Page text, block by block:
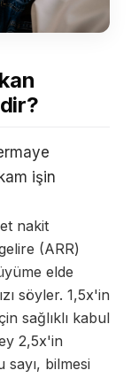
işin
nakit
(ARR)
elde
söyler. 1,5x'in
sağlıklı kabul
2,5x'in
sayı, bilmesi